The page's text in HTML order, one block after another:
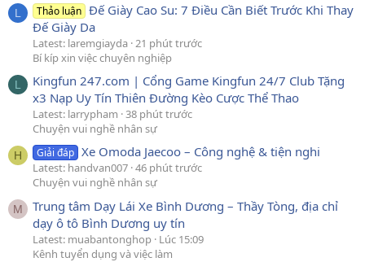
L Thảo luận Đế Giày Cao Su: 7 Điều Cần Biết Trước Khi Thay
Đế Giày Da
Latest: laremgiayda 21 phút trước
Bí kíp xin việc chuyên nghiệp
L
Kingfun 247.com | Cổng Game Kingfun 24/7 Club Tặng
x3 Nạp Uy Tín Thiên Đường Kèo Cược Thể Thao
Latest: larrypham 38 phút trước
Chuyện vui nghề nhân sự
H Giải đáp Xe Omoda Jaecoo – Công nghệ & tiện nghi
Latest: handvan007 46 phút trước
Chuyện vui nghề nhân sự
M
Trung tâm Dạy Lái Xe Bình Dương – Thầy Tòng, địa chỉ
dạy ô tô Bình Dương uy tín
Latest: muabantonghop Lúc 15:09
Kênh tuyển dụng và việc làm